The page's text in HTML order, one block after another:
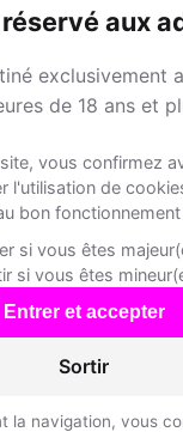
aux
exclusivement
de 18 ans et
vous confirmez
l'utilisation de
bon
si vous êtes
si vous êtes
Entrer et accepter
Sortir
la navigation, vous
de
alentours !